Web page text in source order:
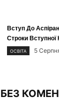
Вступ До
Строки Вступної
ОСВІТА 5
БЕЗ